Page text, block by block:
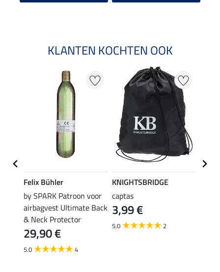
KLANTEN KOCHTEN OOK
Felix Bühler
by SPARK Patroon voor
airbagvest Ultimate Back
& Neck Protector
29,90 €
5.0 4
KNIGHTSBRIDGE
captas
3,99 €
5.0 2